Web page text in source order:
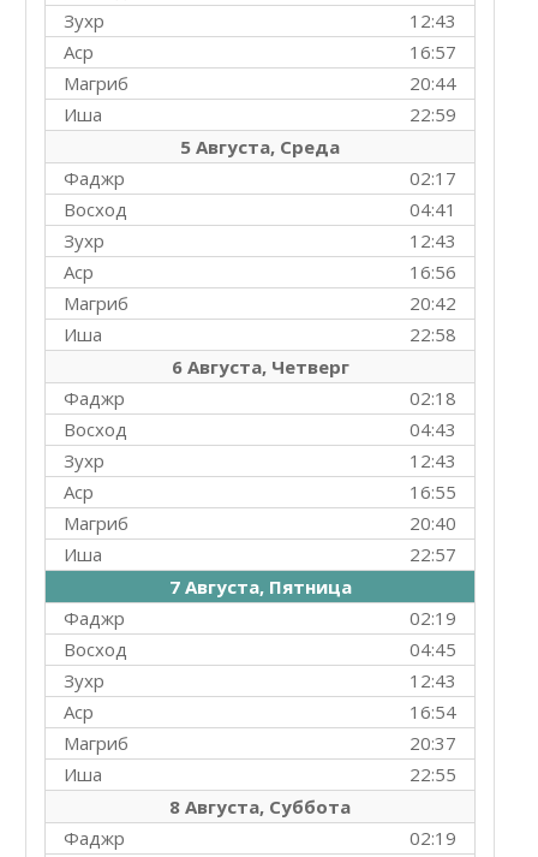
12:43
Зухр
16:57
Аср
20:44
Магриб
22:59
Иша
5 Августа, Среда
02:17
Фаджр
04:41
Восход
12:43
Зухр
16:56
Аср
20:42
Магриб
22:58
Иша
6 Августа, Четверг
02:18
Фаджр
04:43
Восход
12:43
Зухр
16:55
Аср
20:40
Магриб
22:57
Иша
7 Августа, Пятница
02:19
Фаджр
04:45
Восход
12:43
Зухр
16:54
Аср
20:37
Магриб
22:55
Иша
8 Августа, Суббота
02:19
Фаджр